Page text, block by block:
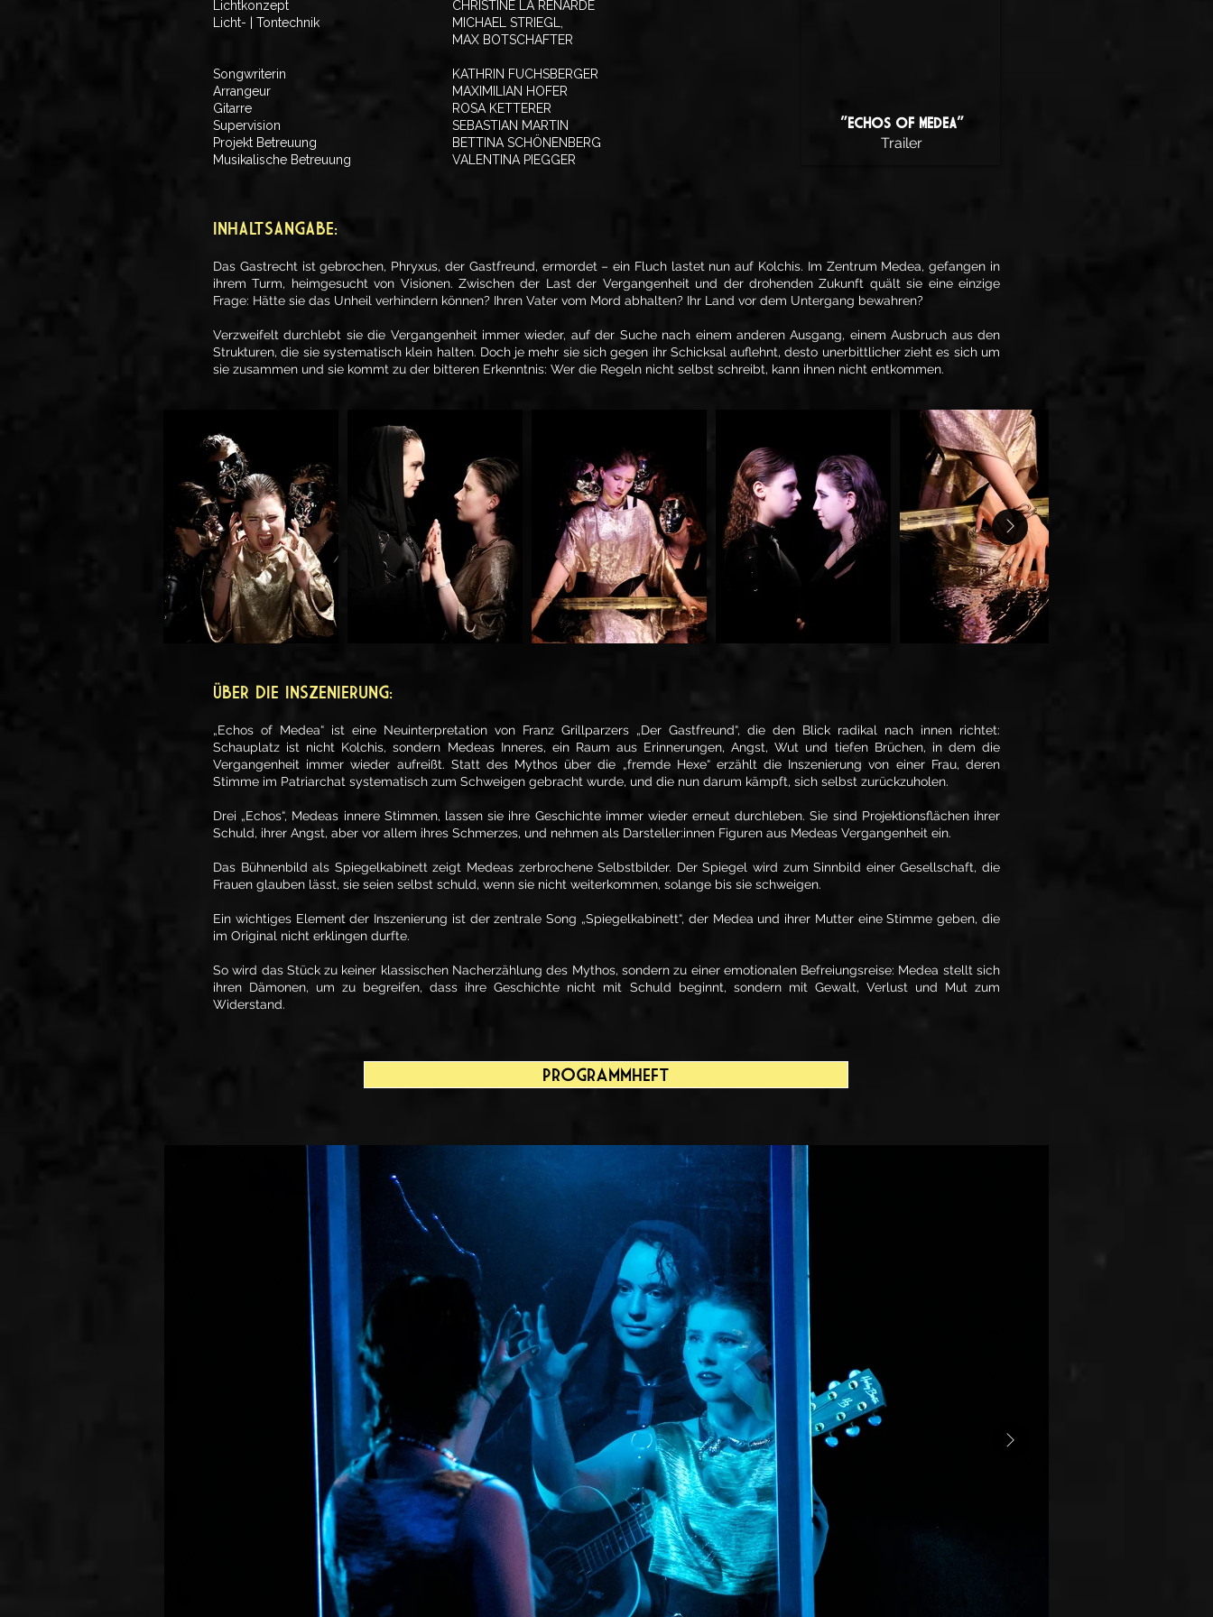
Lichtkonzept
Licht- | Tontechnik
Songwriterin
Arrangeur
Gitarre
Supervision
Projekt Betreuung
Musikalische Betreuung
CHRISTINE LA RENARDE
MICHAEL STRIEGL,
MAX BOTSCHAFTER
KATHRIN FUCHSBERGER
MAXIMILIAN HOFER
ROSA KETTERER
SEBASTIAN MARTIN
BETTINA SCHÖNENBERG
VALENTINA PIEGGER
§"ECHOS OF MEDEA"
Trailer
INHALTSANGABE:
Das Gastrecht ist gebrochen, Phryxus, der Gastfreund, ermordet – ein Fluch lastet nun auf Kolchis. Im Zentrum Medea, gefangen in
ihrem Turm, heimgesucht von Visionen. Zwischen der Last der Vergangenheit und der drohenden Zukunft quält sie eine einzige
Frage: Hätte sie das Unheil verhindern können? Ihren Vater vom Mord abhalten? Ihr Land vor dem Untergang bewahren?
Verzweifelt durchlebt sie die Vergangenheit immer wieder, auf der Suche nach einem anderen Ausgang, einem Ausbruch aus den
Strukturen, die sie systematisch klein halten. Doch je mehr sie sich gegen ihr Schicksal auflehnt, desto unerbittlicher zieht es sich um
sie zusammen und sie kommt zu der bitteren Erkenntnis: Wer die Regeln nicht selbst schreibt, kann ihnen nicht entkommen.
ÜBER DIE INSZENIERUNG:
„Echos of Medea“ ist eine Neuinterpretation von Franz Grillparzers „Der Gastfreund“, die den Blick radikal nach innen richtet:
Schauplatz ist nicht Kolchis, sondern Medeas Inneres, ein Raum aus Erinnerungen, Angst, Wut und tiefen Brüchen, in dem die
Vergangenheit immer wieder aufreißt. Statt des Mythos über die „fremde Hexe“ erzählt die Inszenierung von einer Frau, deren
Stimme im Patriarchat systematisch zum Schweigen gebracht wurde, und die nun darum kämpft, sich selbst zurückzuholen.
Drei „Echos“, Medeas innere Stimmen, lassen sie ihre Geschichte immer wieder erneut durchleben. Sie sind Projektionsflächen ihrer
Schuld, ihrer Angst, aber vor allem ihres Schmerzes, und nehmen als Darsteller:innen Figuren aus Medeas Vergangenheit ein.
Das Bühnenbild als Spiegelkabinett zeigt Medeas zerbrochene Selbstbilder. Der Spiegel wird zum Sinnbild einer Gesellschaft, die
Frauen glauben lässt, sie seien selbst schuld, wenn sie nicht weiterkommen, solange bis sie schweigen.
Ein wichtiges Element der Inszenierung ist der zentrale Song „Spiegelkabinett“, der Medea und ihrer Mutter eine Stimme geben, die
im Original nicht erklingen durfte.
So wird das Stück zu keiner klassischen Nacherzählung des Mythos, sondern zu einer emotionalen Befreiungsreise: Medea stellt sich
ihren Dämonen, um zu begreifen, dass ihre Geschichte nicht mit Schuld beginnt, sondern mit Gewalt, Verlust und Mut zum
Widerstand.
Programmheft